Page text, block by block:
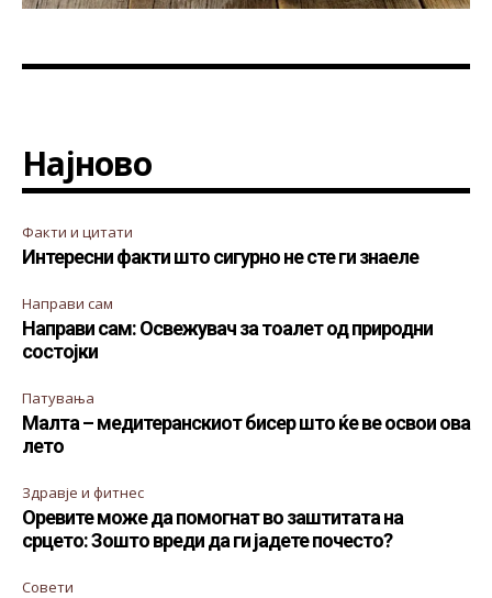
Најново
Факти и цитати
Интересни факти што сигурно не сте ги знаеле
Направи сам
Направи сам: Освежувач за тоалет од природни
состојки
Патувања
Малта – медитеранскиот бисер што ќе ве освои ова
лето
Здравје и фитнес
Оревите може да помогнат во заштитата на
срцето: Зошто вреди да ги јадете почесто?
Совети